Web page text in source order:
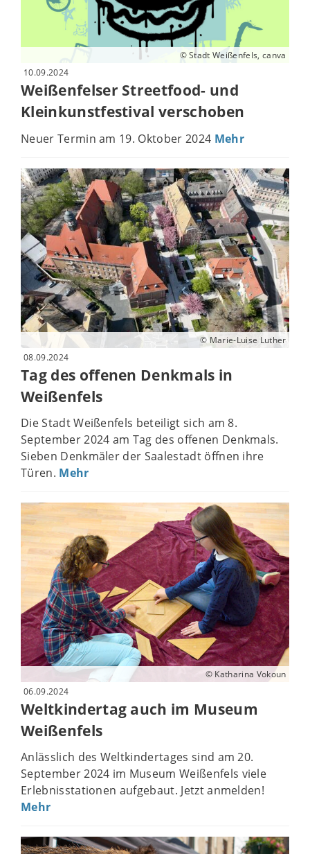
© Stadt Weißenfels, canva
10.09.2024
Weißenfelser Streetfood- und
Kleinkunstfestival verschoben
Neuer Termin am 19. Oktober 2024 Mehr
© Marie-Luise Luther
08.09.2024
Tag des offenen Denkmals in
Weißenfels
Die Stadt Weißenfels beteiligt sich am 8.
September 2024 am Tag des offenen Denkmals.
Sieben Denkmäler der Saalestadt öffnen ihre
Türen. Mehr
© Katharina Vokoun
06.09.2024
Weltkindertag auch im Museum
Weißenfels
Anlässlich des Weltkindertages sind am 20.
September 2024 im Museum Weißenfels viele
Erlebnisstationen aufgebaut. Jetzt anmelden!
Mehr